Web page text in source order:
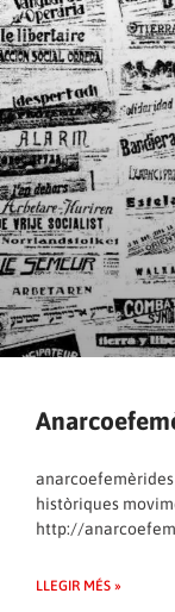
històriques
http://
LLEGIR MÉS »